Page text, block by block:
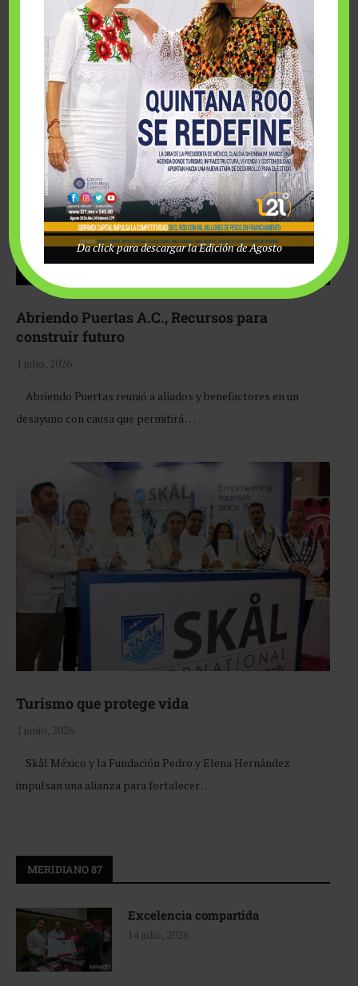
Fairmont Mayakoba y Make-A-Wish México unieron
esfuerzos para hacer realidad el deseo de una …
Abriendo Puertas A.C., Recursos para
construir futuro
1 julio, 2026
Abriendo Puertas reunió a aliados y benefactores en un
desayuno con causa que permitirá …
Turismo que protege vida
1 junio, 2026
Skål México y la Fundación Pedro y Elena Hernández
impulsan una alianza para fortalecer …
MERIDIANO 87
Excelencia compartida
14 julio, 2026
Da click para descargar la Edición de Agosto